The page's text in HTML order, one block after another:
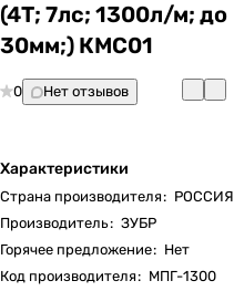
(4Т; 7лс; 1300л/м; до
30мм;) КМС01
0 Нет отзывов
Характеристики
Страна производителя: РОССИЯ
Производитель: ЗУБР
Горячее предложение: Нет
Код производителя: МПГ-1300